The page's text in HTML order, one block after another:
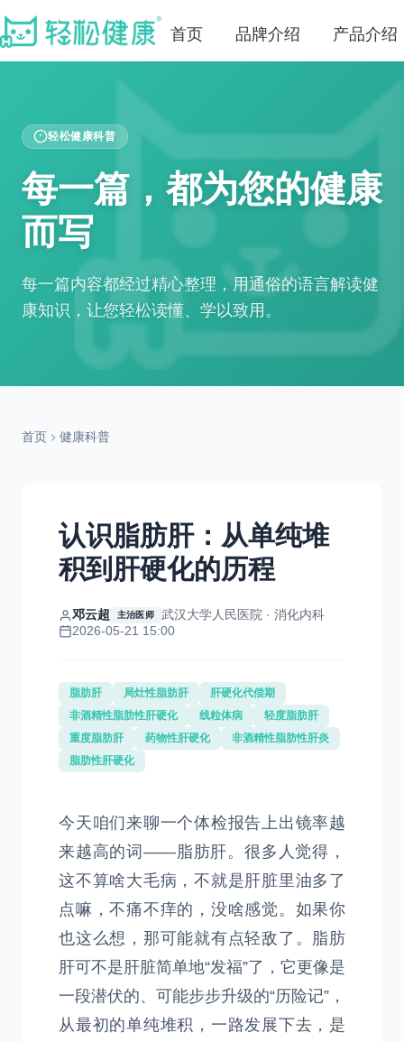
首页 品牌介绍 产品介绍
轻松健康科普
每一篇，都为您的健康
而写
每一篇内容都经过精心整理，用通俗的语言解读健
康知识，让您轻松读懂、学以致用。
首页 健康科普
认识脂肪肝：从单纯堆
积到肝硬化的历程
邓云超 主治医师
武汉大学人民医院 · 消化内科
2026-05-21 15:00
脂肪肝 局灶性脂肪肝
肝硬化代偿期
非酒精性脂肪性肝硬化
线粒体病
轻度脂肪肝
重度脂肪肝
药物性肝硬化
非酒精性脂肪性肝炎
脂肪性肝硬化
今天咱们来聊一个体检报告上出镜率越
来越高的词——脂肪肝。很多人觉得，
这不算啥大毛病，不就是肝脏里油多了
点嘛，不痛不痒的，没啥感觉。如果你
也这么想，那可能就有点轻敌了。脂肪
肝可不是肝脏简单地“发福”了，它更像是
一段潜伏的、可能步步升级的“历险记”，
从最初的单纯堆积，一路发展下去，是